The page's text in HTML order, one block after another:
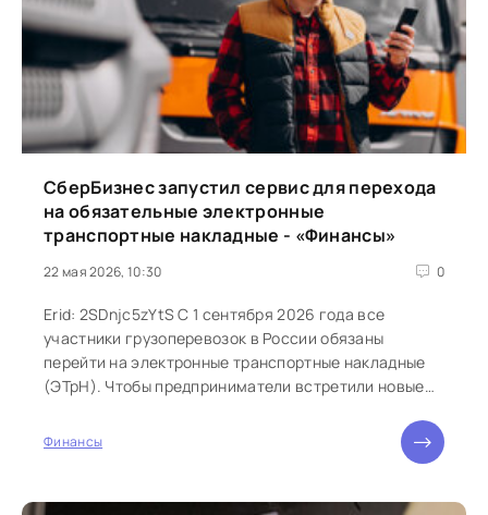
СберБизнес запустил сервис для перехода
на обязательные электронные
транспортные накладные - «Финансы»
22 мая 2026, 10:30 0
Erid: 2SDnjc5zYtS С 1 сентября 2026 года все
участники грузоперевозок в России обязаны
перейти на электронные транспортные накладные
(ЭТрН). Чтобы предприниматели встретили новые
Финансы